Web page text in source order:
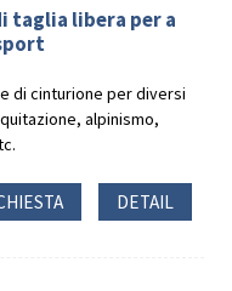
taglia libera per a
di cinturione per diversi
alpinismo,
DETAIL